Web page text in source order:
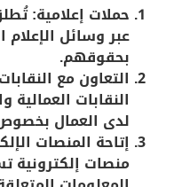
حملات إعلامية:
عبر وسائل الإعلام
بحقوقهم.
التعاون مع
النقابات العمالية
لدى العمال
إتاحة المنصات
منصات